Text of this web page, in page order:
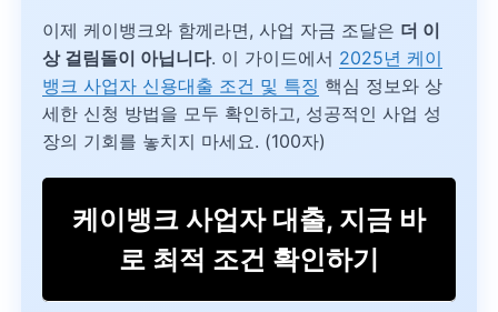
이제 케이뱅크와 함께라면, 사업 자금 조달은 더 이
상 걸림돌이 아닙니다. 이 가이드에서 2025년 케이
뱅크 사업자 신용대출 조건 및 특징 핵심 정보와 상
세한 신청 방법을 모두 확인하고, 성공적인 사업 성
장의 기회를 놓치지 마세요. (100자)
케이뱅크 사업자 대출, 지금 바
로 최적 조건 확인하기